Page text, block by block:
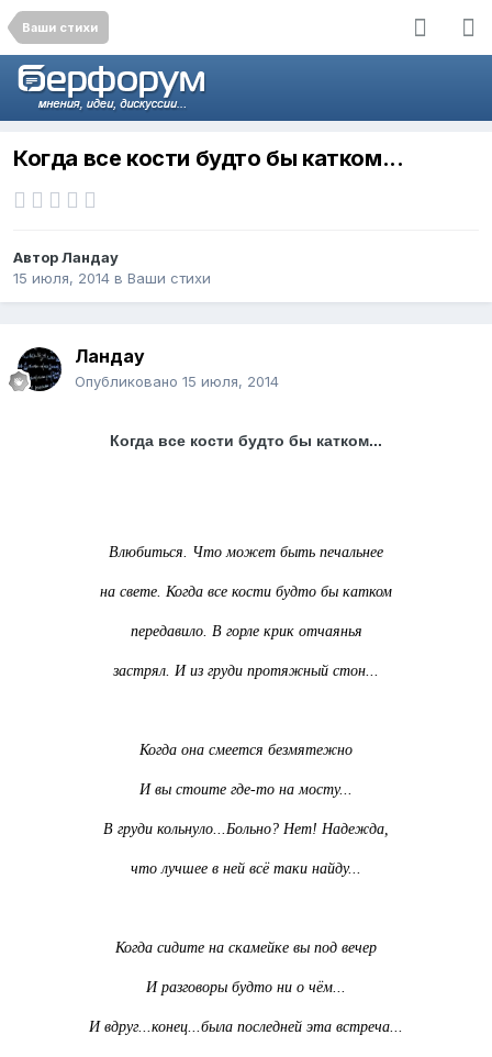
Ваши стихи
Когда все кости будто бы катком...
АвторЛандау
15 июля, 2014 в Ваши стихи
Ландау
Опубликовано 15 июля, 2014
Когда все кости будто бы катком...
Влюбиться. Что может быть печальнее
на свете. Когда все кости будто бы катком
передавило. В горле крик отчаянья
застрял. И из груди протяжный стон...
Когда она смеется безмятежно
И вы стоите где-то на мосту...
В груди кольнуло...Больно? Нет! Надежда,
что лучшее в ней всё таки найду...
Когда сидите на скамейке вы под вечер
И разговоры будто ни о чём...
И вдруг...конец...была последней эта встреча...